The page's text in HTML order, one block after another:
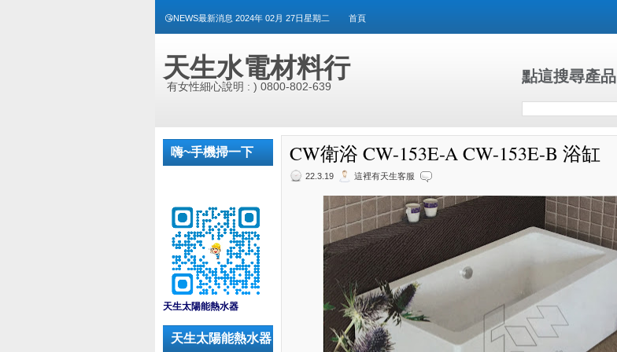
😘NEWS最新消息 2024年 02月 27日星期二 首頁
天生水電材料行
有女性細心說明 : ) 0800-802-639
點這搜尋產品
嗨~手機掃一下
天生太陽能熱水器
天生太陽能熱水器
CW衛浴 CW-153E-A CW-153E-B 浴缸
22.3.19 這裡有天生客服